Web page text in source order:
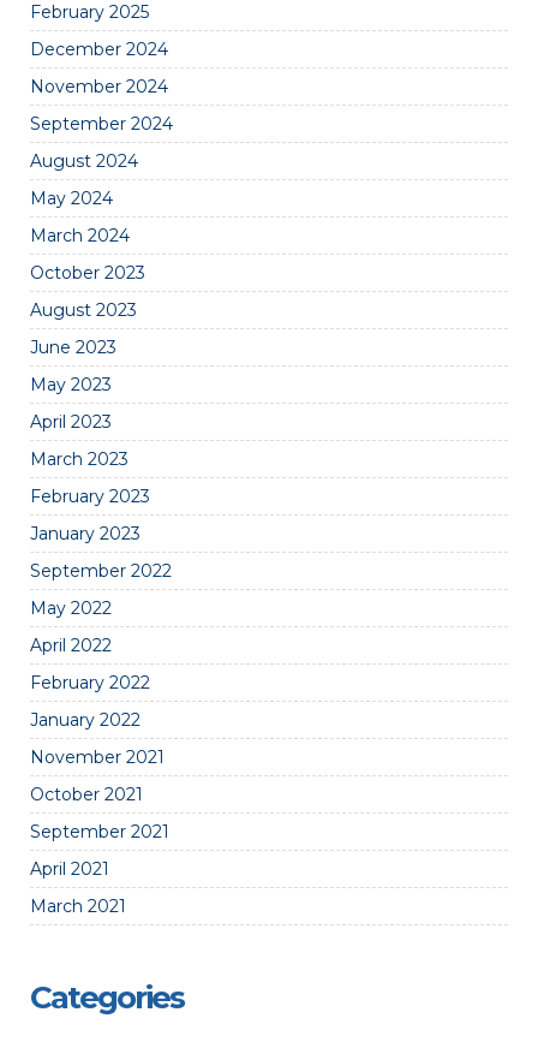
February 2025
December 2024
November 2024
September 2024
August 2024
May 2024
March 2024
October 2023
August 2023
June 2023
May 2023
April 2023
March 2023
February 2023
January 2023
September 2022
May 2022
April 2022
February 2022
January 2022
November 2021
October 2021
September 2021
April 2021
March 2021
Categories